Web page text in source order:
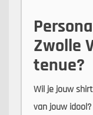
Zwolle
tenue?
Wil je jouw
van jouw